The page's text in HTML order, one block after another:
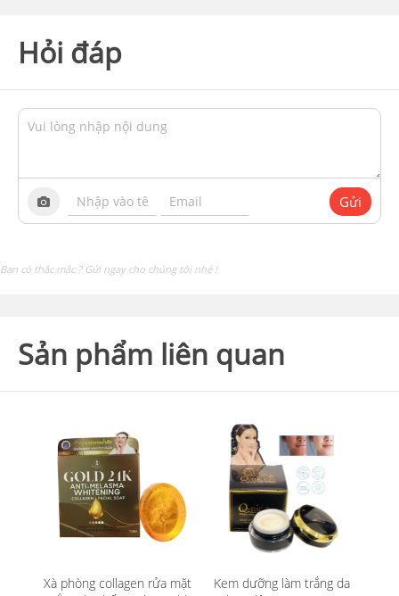
Hỏi đáp
Gửi
Bạn có thắc mắc ? Gửi ngay cho chúng tôi nhé !
Sản phẩm liên quan
Xà phòng collagen rửa mặt
Kem dưỡng làm trắng da